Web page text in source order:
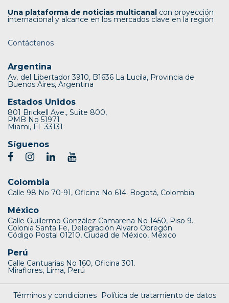
Una plataforma de noticias multicanal con proyección
internacional y alcance en los mercados clave en la región
Contáctenos
Argentina
Av. del Libertador 3910, B1636 La Lucila, Provincia de
Buenos Aires, Argentina
Estados Unidos
801 Brickell Ave., Suite 800,
PMB No 51971
Miami, FL 33131
Síguenos
Colombia
Calle 98 No 70-91, Oficina No 614. Bogotá, Colombia
México
Calle Guillermo González Camarena No 1450, Piso 9.
Colonia Santa Fe, Delegración Alvaro Obregón
Código Postal 01210, Ciudad de México, México
Perú
Calle Cantuarias No 160, Oficina 301.
Miraflores, Lima, Perú
Términos y condiciones Política de tratamiento de datos